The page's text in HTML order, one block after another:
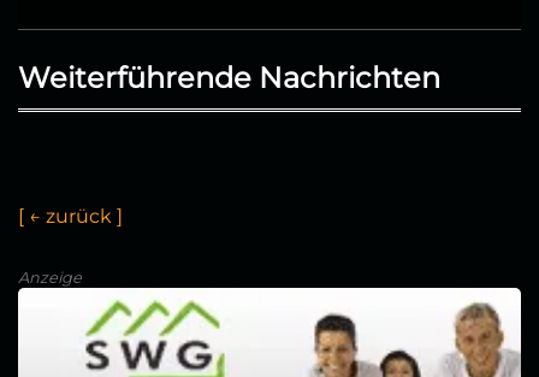
Weiterführende Nachrichten
[ ← zurück ]
Anzeige